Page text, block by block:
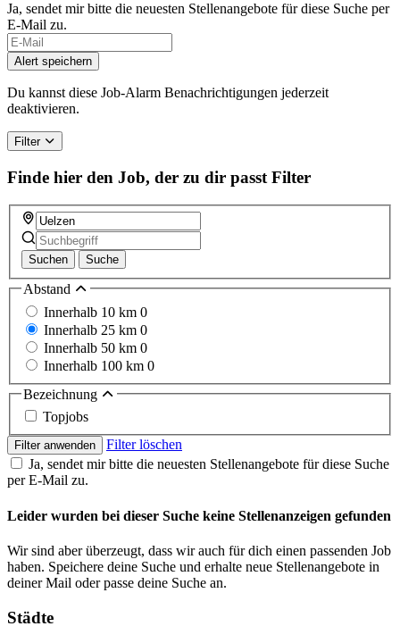
Ja, sendet mir bitte die neuesten Stellenangebote für diese Suche per
E-Mail zu.
If
you
are
a
human,
this
field
Alert speichern
Du kannst diese Job-Alarm Benachrichtigungen jederzeit
deaktivieren.
Filter
Finde hier den Job, der zu dir passt Filter
Suchen Suche
Abstand
Innerhalb 10 km 0
Innerhalb 25 km 0
Innerhalb 50 km 0
Innerhalb 100 km 0
Bezeichnung
Topjobs
Filter anwenden
Filter löschen
Ja, sendet mir bitte die neuesten Stellenangebote für diese Suche
per E-Mail zu.
Leider wurden bei dieser Suche keine Stellenanzeigen gefunden
Wir sind aber überzeugt, dass wir auch für dich einen passenden Job
haben. Speichere deine Suche und erhalte neue Stellenangebote in
deiner Mail oder passe deine Suche an.
Städte